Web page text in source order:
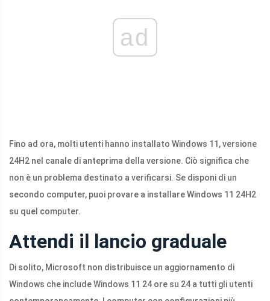
ad
Fino ad ora, molti utenti hanno installato Windows 11, versione
24H2 nel canale di anteprima della versione. Ciò significa che
non è un problema destinato a verificarsi. Se disponi di un
secondo computer, puoi provare a installare Windows 11 24H2
su quel computer.
Attendi il lancio graduale
Di solito, Microsoft non distribuisce un aggiornamento di
Windows che include Windows 11 24 ore su 24 a tutti gli utenti